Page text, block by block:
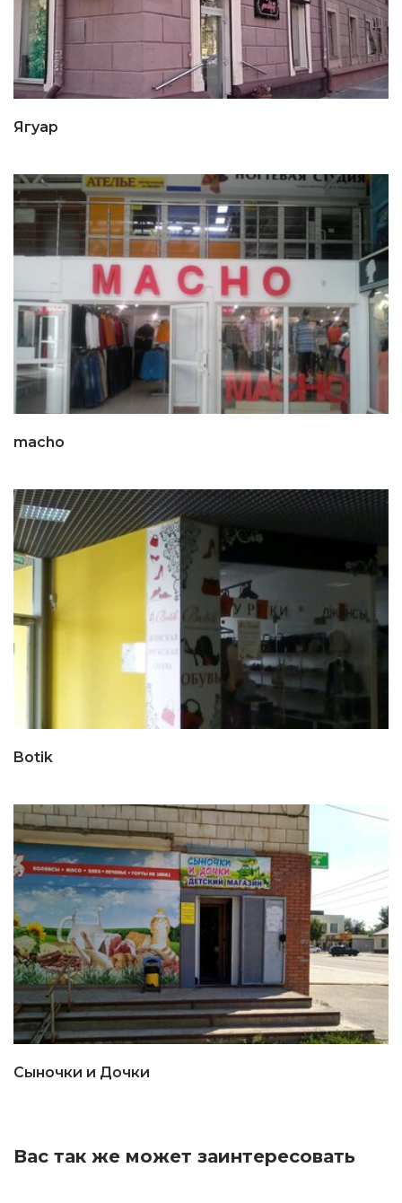
Ягуар
macho
Botik
Сыночки и Дочки
Вас так же может заинтересовать